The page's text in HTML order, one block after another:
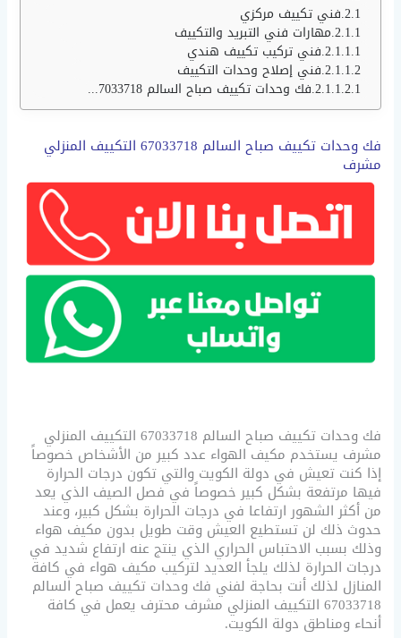
فني تكييف مركزي
مهارات فني التبريد والتكييف
فني تركيب تكييف هندي
فني إصلاح وحدات التكييف
فك وحدات تكييف صباح السالم 67033718 التكييف المنزلي مشرف
فك وحدات تكييف صباح السالم 67033718 التكييف المنزلي
مشرف
فك وحدات تكييف صباح السالم 67033718 التكييف المنزلي
مشرف يستخدم مكيف الهواء عدد كبير من الأشخاص خصوصاً
إذا كنت تعيش في دولة الكويت والتي تكون درجات الحرارة
فيها مرتفعة بشكل كبير خصوصاً في فصل الصيف الذي يعد
من أكثر الشهور ارتفاعا في درجات الحرارة بشكل كبير، وعند
حدوث ذلك لن تستطيع العيش وقت طويل بدون مكيف هواء
وذلك بسبب الاحتباس الحراري الذي ينتج عنه ارتفاع شديد في
درجات الحرارة لذلك يلجأ العديد لتركيب مكيف هواء في كافة
المنازل لذلك أنت بحاجة لفني فك وحدات تكييف صباح السالم
67033718 التكييف المنزلي مشرف محترف يعمل في كافة
أنحاء ومناطق دولة الكويت.